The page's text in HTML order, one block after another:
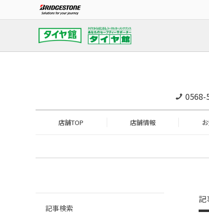
0568-
店舗TOP 店舗情報
記
記事検索